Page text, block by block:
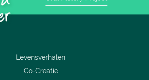
Levensverhalen
Co-Creatie